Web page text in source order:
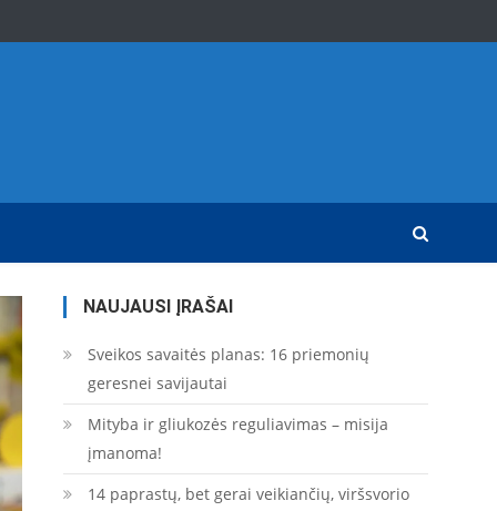
NAUJAUSI ĮRAŠAI
Sveikos savaitės planas: 16 priemonių
geresnei savijautai
Mityba ir gliukozės reguliavimas – misija
įmanoma!
14 paprastų, bet gerai veikiančių, viršsvorio